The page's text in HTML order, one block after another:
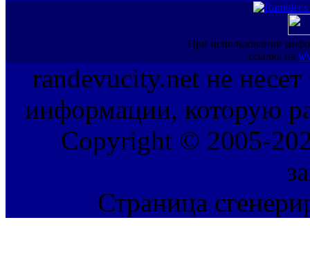
При использовании
ссылка на
randevucity.net не несет
информации, которую
Copyright © 2005-
Страница